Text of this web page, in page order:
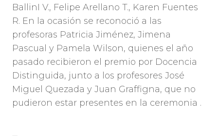
BallinI V., Felipe Arellano T., Karen Fuentes
R. En la ocasión se reconoció a las
profesoras Patricia Jiménez, Jimena
Pascual y Pamela Wilson, quienes el año
pasado recibieron el premio por Docencia
Distinguida, junto a los profesores José
Miguel Quezada y Juan Graffigna, que no
pudieron estar presentes en la ceremonia .